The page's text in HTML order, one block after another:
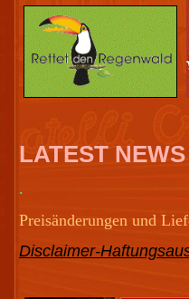
LATEST NEWS
.
Preisänderungen und
Disclaimer-